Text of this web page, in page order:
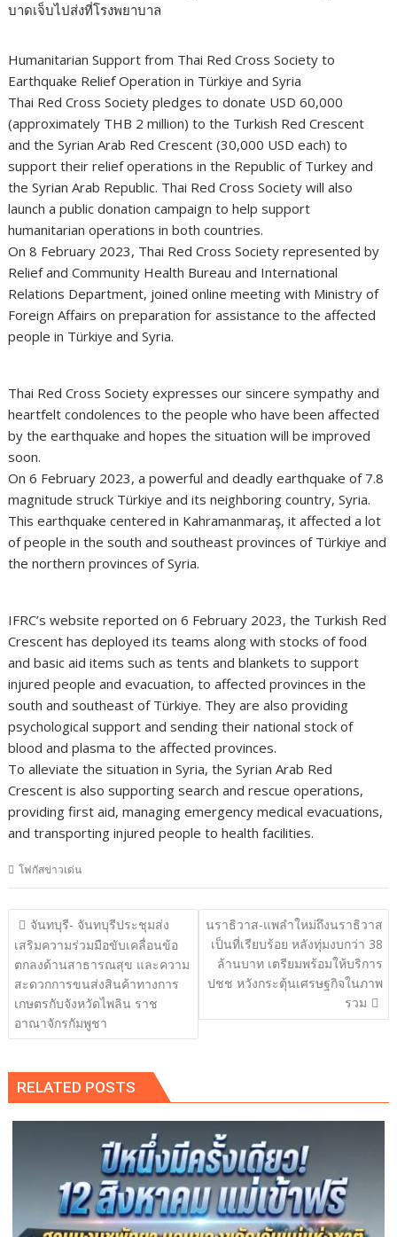
บาดเจ็บไปส่งที่โรงพยาบาล
Humanitarian Support from Thai Red Cross Society to
Earthquake Relief Operation in Türkiye and Syria
Thai Red Cross Society pledges to donate USD 60,000
(approximately THB 2 million) to the Turkish Red Crescent
and the Syrian Arab Red Crescent (30,000 USD each) to
support their relief operations in the Republic of Turkey and
the Syrian Arab Republic. Thai Red Cross Society will also
launch a public donation campaign to help support
humanitarian operations in both countries.
On 8 February 2023, Thai Red Cross Society represented by
Relief and Community Health Bureau and International
Relations Department, joined online meeting with Ministry of
Foreign Affairs on preparation for assistance to the affected
people in Türkiye and Syria.
Thai Red Cross Society expresses our sincere sympathy and
heartfelt condolences to the people who have been affected
by the earthquake and hopes the situation will be improved
soon.
On 6 February 2023, a powerful and deadly earthquake of 7.8
magnitude struck Türkiye and its neighboring country, Syria.
This earthquake centered in Kahramanmaraş, it affected a lot
of people in the south and southeast provinces of Türkiye and
the northern provinces of Syria.
IFRC’s website reported on 6 February 2023, the Turkish Red
Crescent has deployed its teams along with stocks of food
and basic aid items such as tents and blankets to support
injured people and evacuation, to affected provinces in the
south and southeast of Türkiye. They are also providing
psychological support and sending their national stock of
blood and plasma to the affected provinces.
To alleviate the situation in Syria, the Syrian Arab Red
Crescent is also supporting search and rescue operations,
providing first aid, managing emergency medical evacuations,
and transporting injured people to health facilities.
โฟกัสข่าวเด่น
แนะแนว
เรื่อง
จันทบุรี- จันทบุรีประชุมส่ง
เสริมความร่วมมือขับเคลื่อนข้อ
ตกลงด้านสาธารณสุข และความ
สะดวกการขนส่งสินค้าทางการ
เกษตรกับจังหวัดไพลิน ราช
อาณาจักรกัมพูชา
นราธิวาส-แพลำใหม่ถึงนราธิวาส
เป็นที่เรียบร้อย หลังทุ่มงบกว่า 38
ล้านบาท เตรียมพร้อมให้บริการ
ปชช หวังกระตุ้นเศรษฐกิจในภาพ
รวม
RELATED POSTS